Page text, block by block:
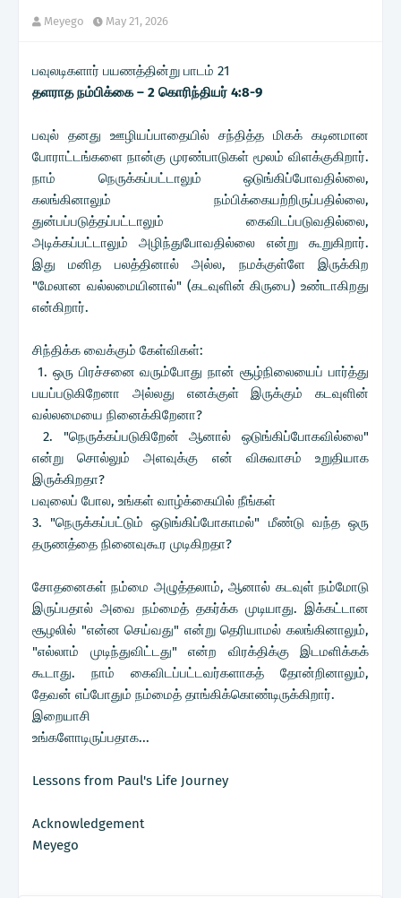
Meyego May 21, 2026
பவுலடிகளார் பயணத்தின்று பாடம் 21
தளராத நம்பிக்கை – 2 கொரிந்தியர் 4:8-9
பவுல் தனது ஊழியப்பாதையில் சந்தித்த மிகக் கடினமான
போராட்டங்களை நான்கு முரண்பாடுகள் மூலம் விளக்குகிறார்.
நாம் நெருக்கப்பட்டாலும் ஒடுங்கிப்போவதில்லை,
கலங்கினாலும் நம்பிக்கையற்றிருப்பதில்லை,
துன்பப்படுத்தப்பட்டாலும் கைவிடப்படுவதில்லை,
அடிக்கப்பட்டாலும் அழிந்துபோவதில்லை என்று கூறுகிறார்.
இது மனித பலத்தினால் அல்ல, நமக்குள்ளே இருக்கிற
"மேலான வல்லமையினால்" (கடவுளின் கிருபை) உண்டாகிறது
என்கிறார்.
சிந்திக்க வைக்கும் கேள்விகள்:
1. ஒரு பிரச்சனை வரும்போது நான் சூழ்நிலையைப் பார்த்து
பயப்படுகிறேனா அல்லது எனக்குள் இருக்கும் கடவுளின்
வல்லமையை நினைக்கிறேனா?
2. "நெருக்கப்படுகிறேன் ஆனால் ஒடுங்கிப்போகவில்லை"
என்று சொல்லும் அளவுக்கு என் விசுவாசம் உறுதியாக
இருக்கிறதா?
பவுலைப் போல, உங்கள் வாழ்க்கையில் நீங்கள்
3. "நெருக்கப்பட்டும் ஒடுங்கிப்போகாமல்" மீண்டு வந்த ஒரு
தருணத்தை நினைவுகூர முடிகிறதா?
சோதனைகள் நம்மை அழுத்தலாம், ஆனால் கடவுள் நம்மோடு
இருப்பதால் அவை நம்மைத் தகர்க்க முடியாது. இக்கட்டான
சூழலில் "என்ன செய்வது" என்று தெரியாமல் கலங்கினாலும்,
"எல்லாம் முடிந்துவிட்டது" என்ற விரக்திக்கு இடமளிக்கக்
கூடாது. நாம் கைவிடப்பட்டவர்களாகத் தோன்றினாலும்,
தேவன் எப்போதும் நம்மைத் தாங்கிக்கொண்டிருக்கிறார்.
இறையாசி
உங்களோடிருப்பதாக...
Lessons from Paul's Life Journey
Acknowledgement
Meyego